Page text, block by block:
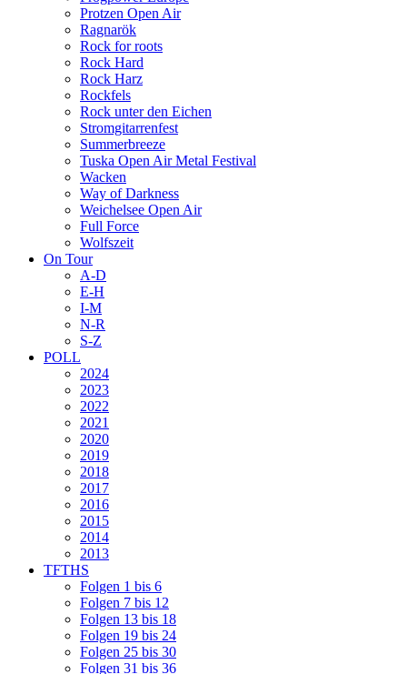
Protzen Open Air
Ragnarök
Rock for roots
Rock Hard
Rock Harz
Rockfels
Rock unter den Eichen
Stromgitarrenfest
Summerbreeze
Tuska Open Air Metal Festival
Wacken
Way of Darkness
Weichelsee Open Air
Full Force
Wolfszeit
On Tour
A-D
E-H
I-M
N-R
S-Z
POLL
2024
2023
2022
2021
2020
2019
2018
2017
2016
2015
2014
2013
TFTHS
Folgen 1 bis 6
Folgen 7 bis 12
Folgen 13 bis 18
Folgen 19 bis 24
Folgen 25 bis 30
Folgen 31 bis 36